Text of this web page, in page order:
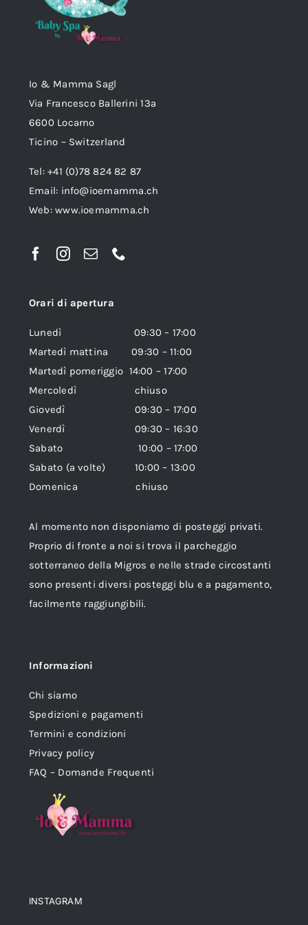
Io & Mamma Sagl
Via Francesco Ballerini 13a
6600 Locarno
Ticino – Switzerland
Tel: +41 (0)78 824 82 87
Email: info@ioemamma.ch
Web:www.ioemamma.ch
Orari di apertura
Lunedì 09:30 – 17:00
Martedì mattina 09:30 – 11:00
Martedì pomeriggio 14:00 – 17:00
Mercoledì chiuso
Giovedì 09:30 – 17:00
Venerdì 09:30 – 16:30
Sabato 10:00 – 17:00
Sabato (a volte) 10:00 – 13:00
Domenica chiuso
Al momento non disponiamo di posteggi privati.
Proprio di fronte a noi si trova il parcheggio
sotterraneo della Migros e nelle strade circostanti
sono presenti diversi posteggi blu e a pagamento,
facilmente raggiungibili.
Informazioni
Chi siamo
Spedizioni e pagamenti
Termini e condizioni
Privacy policy
FAQ – Domande Frequenti
INSTAGRAM